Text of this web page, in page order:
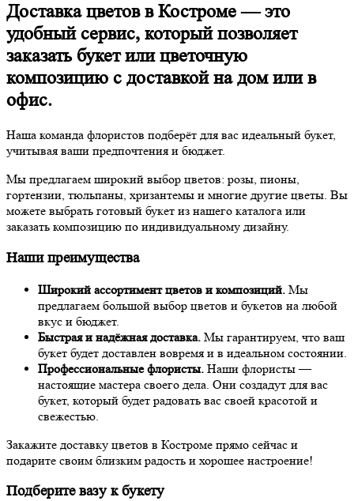
Доставка цветов в Костроме— это
удобный сервис, который позволяет
заказать букет или цветочную
композицию с доставкой на дом или в
офис.
Наша команда флористов подберёт для вас идеальный букет,
учитывая ваши предпочтения и бюджет.
Мы предлагаем широкий выбор цветов: розы, пионы,
гортензии, тюльпаны, хризантемы и многие другие цветы. Вы
можете выбрать готовый букет из нашего каталога или
заказать композицию по индивидуальному дизайну.
Наши преимущества
Широкий ассортимент цветов и композиций. Мы
предлагаем большой выбор цветов и букетов на любой
вкус и бюджет.
Быстрая и надёжная доставка. Мы гарантируем, что ваш
букет будет доставлен вовремя и в идеальном состоянии.
Профессиональные флористы. Наши флористы —
настоящие мастера своего дела. Они создадут для вас
букет, который будет радовать вас своей красотой и
свежестью.
Закажите доставку цветов в Костроме прямо сейчас и
подарите своим близким радость и хорошее настроение!
Подберите вазу к букету